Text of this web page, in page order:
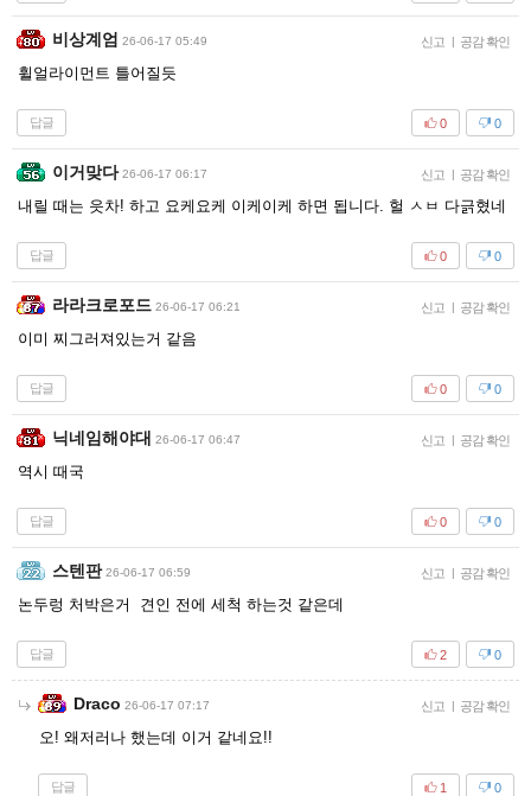
비상계엄 26-06-17 05:49 신고 | 공감 확인
휠얼라이먼트 틀어질듯
답글 0
0
이거맞다 26-06-17 06:17 신고 | 공감 확인
내릴 때는 읏차! 하고 요케요케 이케이케 하면 됩니다. 헐 ㅅㅂ 다긁혔네
답글 0
0
라라크로포드 26-06-17 06:21 신고 | 공감 확인
이미 찌그러져있는거 같음
답글 0
0
닉네임해야대 26-06-17 06:47 신고 | 공감 확인
역시 때국
답글 0
0
스텐판 26-06-17 06:59 신고 | 공감 확인
논두렁 처박은거 견인 전에 세척 하는것 같은데
답글 0
2
Draco 26-06-17 07:17 신고 | 공감 확인
오! 왜저러나 했는데 이거 같네요!!
답글 0
1